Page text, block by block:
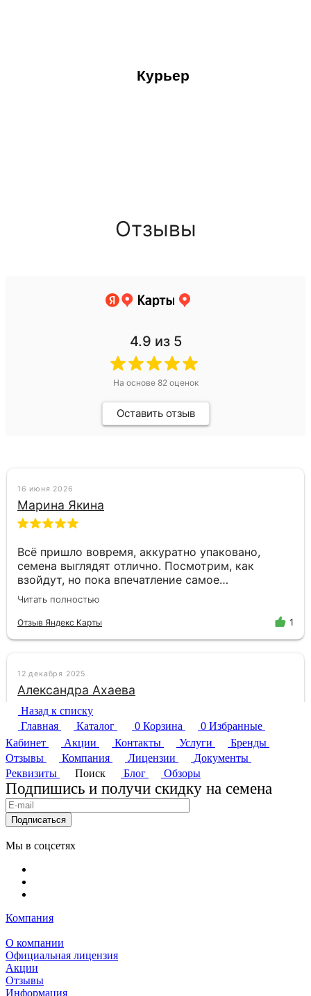
Курьер
Назад к списку
Главная
Каталог 0 Корзина 0 Избранные
Кабинет
Акции Контакты Услуги
Бренды
Отзывы
Компания Лицензии
Документы
Реквизиты
Поиск Блог Обзоры
Подпишись и получи скидку на семена
Подписаться
Мы в соцсетях
Компания
О компании
Официальная лицензия
Акции
Отзывы
Информация